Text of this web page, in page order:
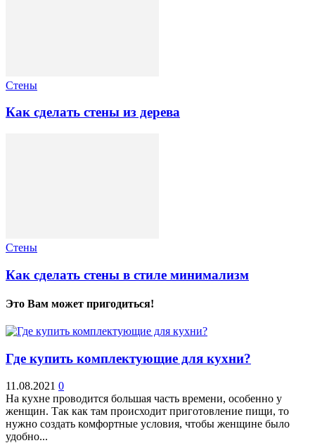
Стены
Как сделать стены из дерева
Стены
Как сделать стены в стиле минимализм
Это Вам может пригодиться!
Где купить комплектующие для кухни?
11.08.2021 0
На кухне проводится большая часть времени, особенно у
женщин. Так как там происходит приготовление пищи, то
нужно создать комфортные условия, чтобы женщине было
удобно...